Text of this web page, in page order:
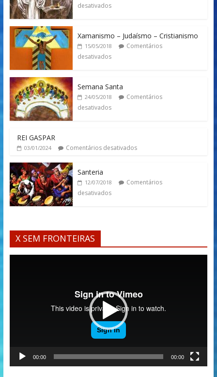
desativados
Xamanismo – Judaísmo – Cristianismo
15/05/2018
Comentários
desativados
Semana Santa
24/05/2018
Comentários
desativados
REI GASPAR
03/01/2024 Comentários desativados
Santeria
12/07/2018
Comentários
desativados
X SEM FRONTEIRAS
00:00 00:00